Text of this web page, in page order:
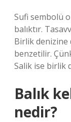
Sufi sembolü
balıktır.
Birlik denizine
benzetilir.
Salik ise birlik
Balık
nedir?